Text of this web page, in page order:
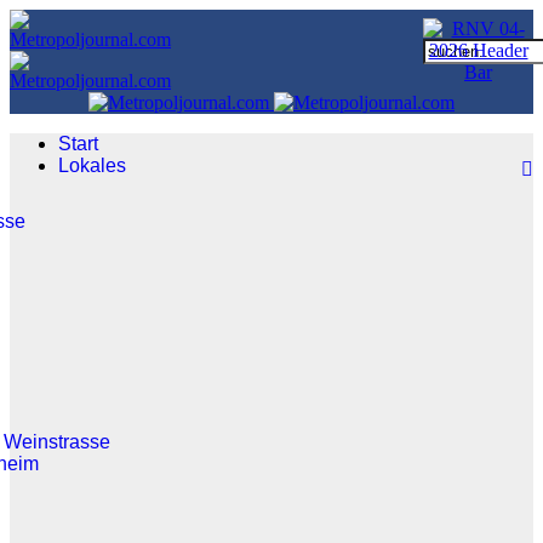
Start
Lokales